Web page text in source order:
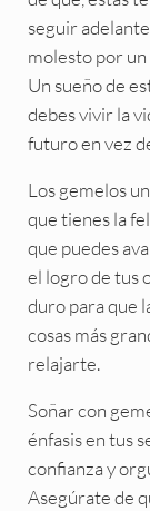
seguir
molesto por un
Un sueño de
debes vivir la
futuro en vez
Los gemelos
que tienes la
que puedes
el logro de tus
duro para que
cosas más
relajarte.
Soñar con
énfasis en tus
confianza y
Asegúrate de